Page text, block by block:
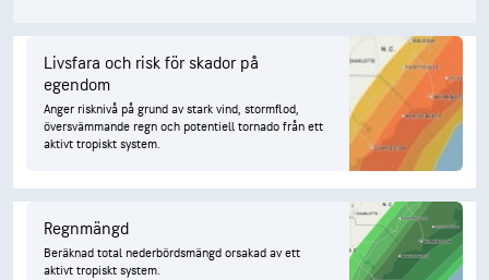
Livsfara och risk för skador på
egendom
Anger risknivå på grund av stark vind, stormflod,
översvämmande regn och potentiell tornado från ett
aktivt tropiskt system.
Regnmängd
Beräknad total nederbördsmängd orsakad av ett
aktivt tropiskt system.